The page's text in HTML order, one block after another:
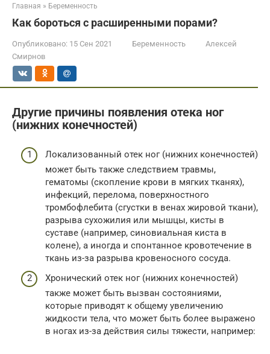
Главная » Беременность
Как бороться с расширенными порами?
Опубликовано: 15 Сен 2021 Беременность
Алексей
Смирнов
Другие причины появления отека ног
(нижних конечностей)
Локализованный отек ног (нижних конечностей)
может быть также следствием травмы,
гематомы (скопление крови в мягких тканях),
инфекций, перелома, поверхностного
тромбофлебита (сгустки в венах жировой ткани),
разрыва сухожилия или мышцы, кисты в
суставе (например, синовиальная киста в
колене), а иногда и спонтанное кровотечение в
ткань из-за разрыва кровеносного сосуда.
Хронический отек ног (нижних конечностей)
также может быть вызван состояниями,
которые приводят к общему увеличению
жидкости тела, что может быть более выражено
в ногах из-за действия силы тяжести, например: